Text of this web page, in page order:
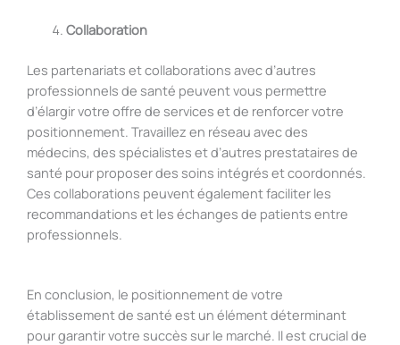
Collaboration
Les partenariats et collaborations avec d’autres
professionnels de santé peuvent vous permettre
d’élargir votre offre de services et de renforcer votre
positionnement. Travaillez en réseau avec des
médecins, des spécialistes et d’autres prestataires de
santé pour proposer des soins intégrés et coordonnés.
Ces collaborations peuvent également faciliter les
recommandations et les échanges de patients entre
professionnels.
En conclusion, le positionnement de votre
établissement de santé est un élément déterminant
pour garantir votre succès sur le marché. Il est crucial de